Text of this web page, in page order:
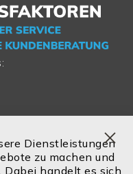
Dienstleistungen
zu machen und
Dabei handelt es sich